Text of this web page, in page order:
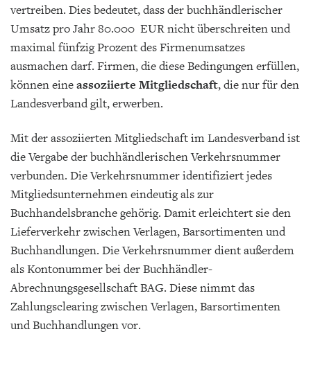
vertreiben. Dies bedeutet, dass der buchhändlerischer
Umsatz pro Jahr 80.000 EUR nicht überschreiten und
maximal fünfzig Prozent des Firmenumsatzes
ausmachen darf. Firmen, die diese Bedingungen erfüllen,
können eineassoziierte Mitgliedschaft, die nur für den
Landesverband gilt, erwerben.
Mit der assoziierten Mitgliedschaft im Landesverband ist
die Vergabe der buchhändlerischen Verkehrsnummer
verbunden. Die Verkehrsnummer identifiziert jedes
Mitgliedsunternehmen eindeutig als zur
Buchhandelsbranche gehörig. Damit erleichtert sie den
Lieferverkehr zwischen Verlagen, Barsortimenten und
Buchhandlungen. Die Verkehrsnummer dient außerdem
als Kontonummer bei der Buchhändler-
Abrechnungsgesellschaft BAG. Diese nimmt das
Zahlungsclearing zwischen Verlagen, Barsortimenten
und Buchhandlungen vor.